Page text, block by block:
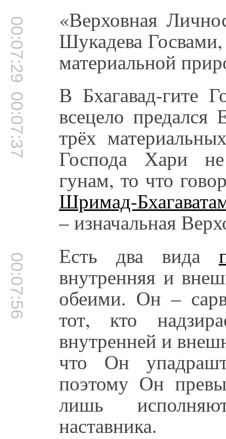
00:07:29 «Верховная
Шукадева
материальной
00:07:37 В Бхагавад-гите
всецело
трёх
Господа Хари
гунам, то что
Шримад-
– изначальная
00:07:56 Есть два вида
внутренняя и
обеими. Он –
тот, кто
внутренней и
что Он
поэтому Он
лишь
наставника.